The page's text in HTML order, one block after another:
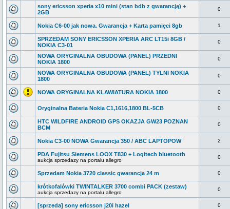
sony ericsson xperia x10 mini (stan bdb z gwarancją) +
2GB
0
Nokia C6-00 jak nowa. Gwarancja + Karta pamięci 8gb 1
SPRZEDAM SONY ERICSSON XPERIA ARC LT15i 8GB /
NOKIA C3-01
0
NOWA ORYGINALNA OBUDOWA (PANEL) PRZEDNI
NOKIA 1800
0
NOWA ORYGINALNA OBUDOWA (PANEL) TYLNI NOKIA
1800
0
NOWA ORYGINALNA KLAWIATURA NOKIA 1800 0
Oryginalna Bateria Nokia C1,1616,1800 BL-5CB 0
HTC WILDFIRE ANDROID GPS OKAZJA GW23 POZNAN
BCM
0
Nokia C3-00 NOWA Gwarancja 350 / ABC LAPTOPOW 2
PDA Fujitsu Siemens LOOX T830 + Logitech bluetooth
aukcja sprzedazy na portalu allegro
0
Sprzedam Nokia 3720 classic gwarancja 24 m 0
krótkofalówki TWINTALKER 3700 combi PACK (zestaw)
aukcja sprzedazy na portalu allegro
0
[sprzeda] sony ericsson j20i hazel 0